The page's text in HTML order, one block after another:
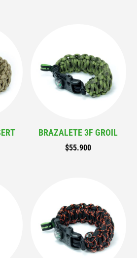
BRAZALETE 3F GROIL
$55.900